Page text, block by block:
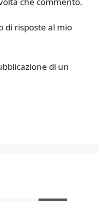
di risposte al mio
di un